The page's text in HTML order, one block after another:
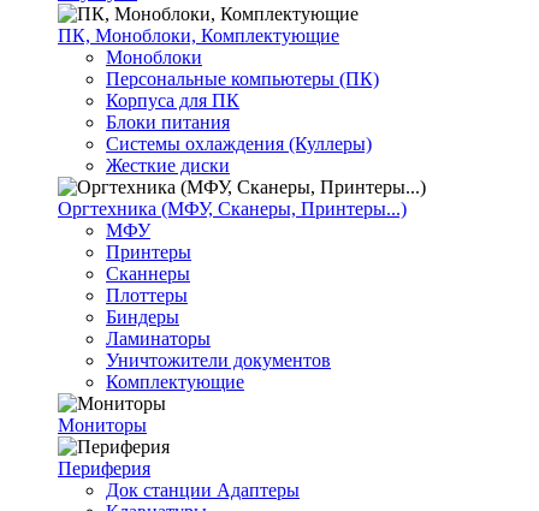
ПК, Моноблоки, Комплектующие
Моноблоки
Персональные компьютеры (ПК)
Корпуса для ПК
Блоки питания
Системы охлаждения (Куллеры)
Жесткие диски
Оргтехника (МФУ, Сканеры, Принтеры...)
МФУ
Принтеры
Сканнеры
Плоттеры
Биндеры
Ламинаторы
Уничтожители документов
Комплектующие
Мониторы
Периферия
Док станции Адаптеры